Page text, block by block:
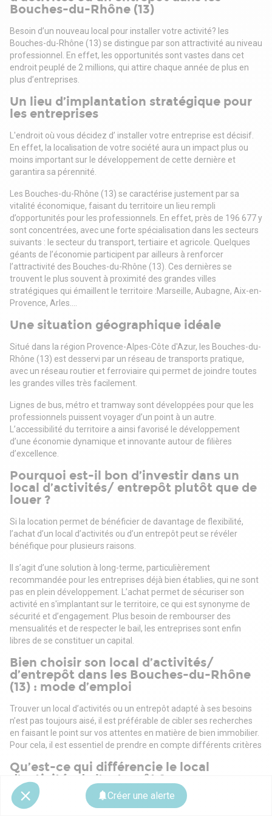
Créer une alerte
Bouches-du-Rhône (13)
Besoin d’un nouveau local pour installer votre activité? les
Bouches-du-Rhône (13) se distingue par son attractivité au niveau
professionnel. En effet, les opportunités sont vastes dans cet
endroit peuplé de 2 millions, qui attire chaque année de plus en
plus d’entreprises.
Un lieu d’implantation stratégique pour
les entreprises
L'endroit où vous décidez d’ installer votre entreprise est décisif.
En effet, la localisation de votre société aura un impact plus ou
moins important sur le développement de cette dernière et
garantira sa pérennité.
Les Bouches-du-Rhône (13) se caractérise justement par sa
vitalité économique, faisant du territoire un lieu rempli
d’opportunités pour les professionnels. En effet, près de 196 677 y
sont concentrées, avec une forte spécialisation dans les secteurs
suivants : le secteur du transport, tertiaire et agricole. Quelques
géants de l’économie participent par ailleurs à renforcer
l’attractivité des Bouches-du-Rhône (13). Ces dernières se
trouvent le plus souvent à proximité des grandes villes
stratégiques qui émaillent le territoire :Marseille, Aubagne, Aix-en-
Provence, Arles....
Une situation géographique idéale
Situé dans la région Provence-Alpes-Côte d'Azur, les Bouches-du-
Rhône (13) est desservi par un réseau de transports pratique,
avec un réseau routier et ferroviaire qui permet de joindre toutes
les grandes villes très facilement.
Lignes de bus, métro et tramway sont développées pour que les
professionnels puissent voyager d’un point à un autre.
L’accessibilité du territoire a ainsi favorisé le développement
d’une économie dynamique et innovante autour de filières
d’excellence.
Pourquoi est-il bon d’investir dans un
local d’activités/ entrepôt plutôt que de
louer ?
Si la location permet de bénéficier de davantage de flexibilité,
l’achat d’un local d’activités ou d’un entrepôt peut se révéler
bénéfique pour plusieurs raisons.
Il s’agit d’une solution à long-terme, particulièrement
recommandée pour les entreprises déjà bien établies, qui ne sont
pas en plein développement. L’achat permet de sécuriser son
activité en s'implantant sur le territoire, ce qui est synonyme de
sécurité et d’engagement. Plus besoin de rembourser des
mensualités et de respecter le bail, les entreprises sont enfin
libres de se constituer un capital.
Bien choisir son local d’activités/
d’entrepôt dans les Bouches-du-Rhône
(13) : mode d’emploi
Trouver un local d’activités ou un entrepôt adapté à ses besoins
n’est pas toujours aisé, il est préférable de cibler ses recherches
en faisant le point sur vos attentes en matière de bien immobilier.
Pour cela, il est essentiel de prendre en compte différents critères
Qu’est-ce qui différencie le local
d’activités de l’entrepôt ?
Alors que le local d’activités permet de regrouper plusieurs
activités en un même lieu, l’entrepôt est uniquement destiné à